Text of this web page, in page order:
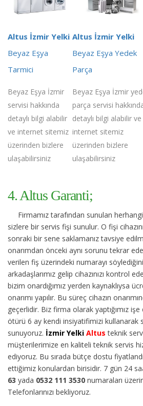
Altus İzmir Yelki
Beyaz Eşya
Tarmici
Beyaz Eşya İzmir
servisi hakkında
detaylı bilgi alabilir
ve internet sitemiz
üzerinden bizlere
ulaşabilirsiniz
Altus İzmir Yelki
Beyaz Eşya Yedek
Parça
Beyaz Eşya İzmir
parça servisi
detaylı bilgi alabilir ve
internet sitemiz
üzerinden bizlere
ulaşabilirsiniz
4. Altus Garanti;
Firmamız tarafından sunulan
sizlere bir servis fişi sunulur. O fişi
sonraki bir sene saklamanız tavsiye
onarımdan önceki aynı sorunu tekrar
verilen fiş üzerindeki numarayı
arkadaşlarımız gelip cihazınızı kontrol
bizim onardığımız yerden kaynaklıysa
onarımı yapılır. Bu süreç cihazın
geçerlidir. Biz firma olarak yaptığımız
ötürü 6 ay kendi insiyatifimizi kullanarak
sunuyoruz. İzmir Yelki Altus teknik
müşterilerimize en kaliteli teknik servis
ediyoruz. Bu sırada bütçe dostu
ettiğimiz konulardan birisidir. 7 gün 24
63 yada 0532 111 3530 numaraları
Telefonlarınızı bekliyoruz.